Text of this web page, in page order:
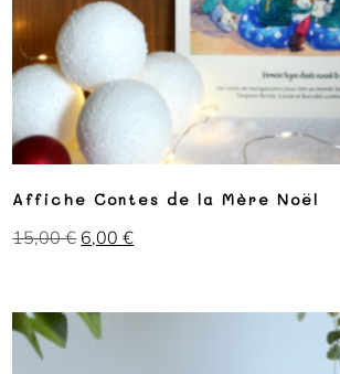
Affiche Contes de la Mère Noël
15,00€ 6,00€